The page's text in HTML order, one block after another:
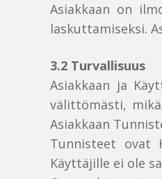
Asiakkaan on
laskuttamiseksi.
3.2 Turvallisuus
Asiakkaan ja
välittömästi,
Asiakkaan
Tunnisteet ovat
Käyttäjille ei ole